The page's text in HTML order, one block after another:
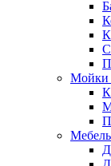
Мойки